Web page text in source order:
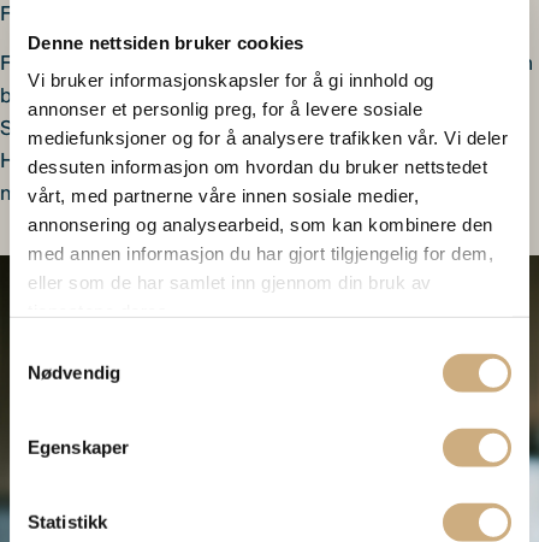
Denne nettsiden bruker cookies
Vi bruker informasjonskapsler for å gi innhold og
annonser et personlig preg, for å levere sosiale
mediefunksjoner og for å analysere trafikken vår. Vi deler
dessuten informasjon om hvordan du bruker nettstedet
vårt, med partnerne våre innen sosiale medier,
annonsering og analysearbeid, som kan kombinere den
med annen informasjon du har gjort tilgjengelig for dem,
eller som de har samlet inn gjennom din bruk av
Nødvendig
Egenskaper
Statistikk
Forvalter
Forvalter for Heimdal Høyrente med tidligere erfaring som
både obligasjons- og aksjemegler i DNB Markets,
SpareBank 1 Markets og Pareto Securities. Har forvaltet
Heimdal høyrente siden 2019 og bidrar med dyptgående
markedsinnsikt og praktisk erfaring.